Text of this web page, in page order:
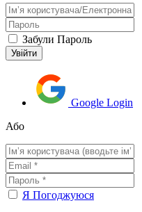
Забули Пароль
Google Login
Або
Я Погоджуюся